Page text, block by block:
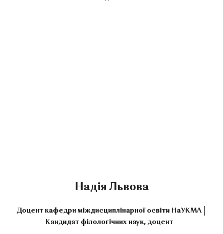
Надія Львова
Доцент кафедри міждисциплінарної освіти НаУКМА
Кандидат філологічних наук, доцент